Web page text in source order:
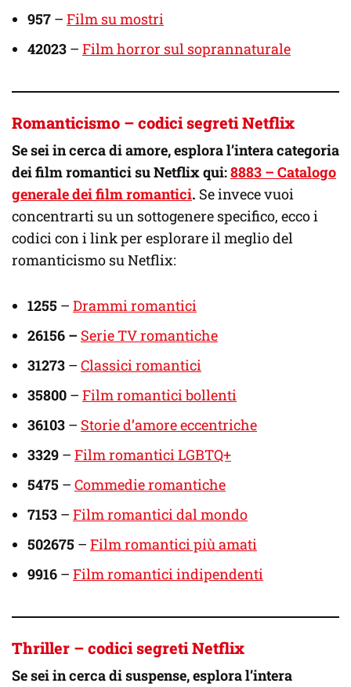
957 – Film su mostri
42023 – Film horror sul soprannaturale
Romanticismo – codici segreti Netflix
Se sei in cerca di amore, esplora l’intera categoria
dei film romantici su Netflix qui:8883 – Catalogo
generale dei film romantici. Se invece vuoi
concentrarti su un sottogenere specifico, ecco i
codici con i link per esplorare il meglio del
romanticismo su Netflix:
1255 – Drammi romantici
26156 – Serie TV romantiche
31273 – Classici romantici
35800 – Film romantici bollenti
36103 – Storie d’amore eccentriche
3329 – Film romantici LGBTQ+
5475 – Commedie romantiche
7153 – Film romantici dal mondo
502675 – Film romantici più amati
9916 – Film romantici indipendenti
Thriller – codici segreti Netflix
Se sei in cerca di suspense, esplora l’intera